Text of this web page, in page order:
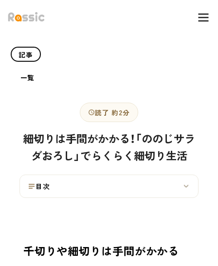
記事
一覧
読了 約2分
細切りは手間がかかる！「ののじサラ
ダおろし」でらくらく細切り生活
目次 ›
千切りや細切りは手間がかかる